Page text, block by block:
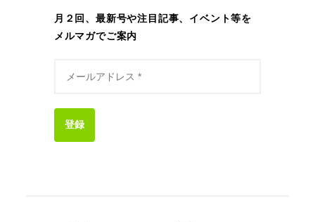
月２回、最新号や注目記事、イベント等を
メルマガでご案内
登録